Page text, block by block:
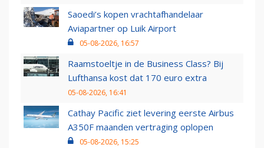
Saoedi’s kopen vrachtafhandelaar
Aviapartner op Luik Airport
05-08-2026, 16:57
Raamstoeltje in de Business Class? Bij
Lufthansa kost dat 170 euro extra
05-08-2026, 16:41
Cathay Pacific ziet levering eerste Airbus
A350F maanden vertraging oplopen
05-08-2026, 15:25